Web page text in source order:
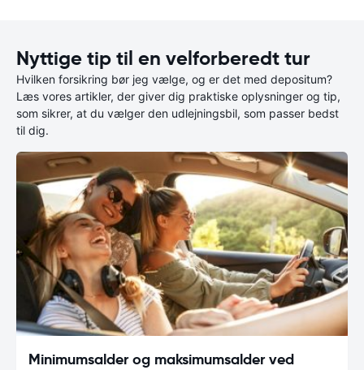
Nyttige tip til en velforberedt tur
Hvilken forsikring bør jeg vælge, og er det med depositum?
Læs vores artikler, der giver dig praktiske oplysninger og tip,
som sikrer, at du vælger den udlejningsbil, som passer bedst
til dig.
Minimumsalder og maksimumsalder ved